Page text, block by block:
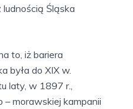
Śląska
to, iż bariera
była do XIX w.
laty, w 1897 r.,
morawskiej kampanii